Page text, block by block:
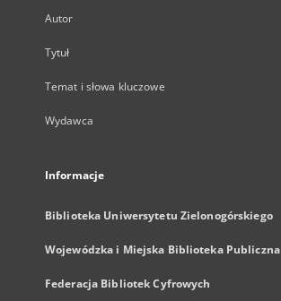
Autor
Tytuł
Temat i słowa kluczowe
Wydawca
Informacje
Biblioteka Uniwersytetu Zielonogórskiego
Wojewódzka i Miejska Biblioteka Publiczna
Federacja Bibliotek Cyfrowych